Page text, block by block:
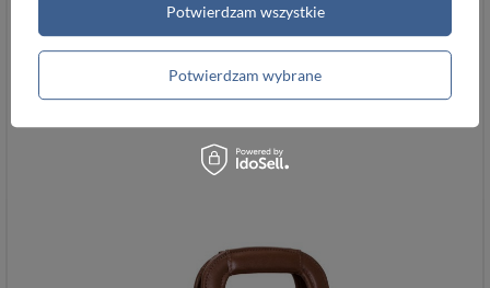
Potwierdzam wybrane
Potwierdzam wszystkie